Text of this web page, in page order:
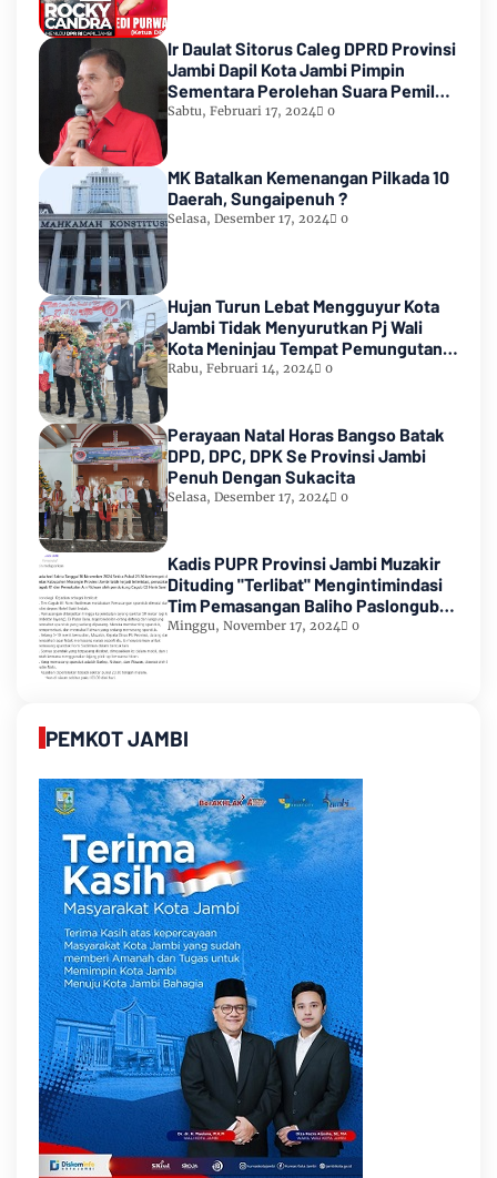
Ir Daulat Sitorus Caleg DPRD Provinsi
Jambi Dapil Kota Jambi Pimpin
Sementara Perolehan Suara Pemilu
2024
Sabtu, Februari 17, 2024 0
MK Batalkan Kemenangan Pilkada 10
Daerah, Sungaipenuh ?
Selasa, Desember 17, 2024 0
Hujan Turun Lebat Mengguyur Kota
Jambi Tidak Menyurutkan Pj Wali
Kota Meninjau Tempat Pemungutan
Suara Pemilu 2024
Rabu, Februari 14, 2024 0
Perayaan Natal Horas Bangso Batak
DPD, DPC, DPK Se Provinsi Jambi
Penuh Dengan Sukacita
Selasa, Desember 17, 2024 0
Kadis PUPR Provinsi Jambi Muzakir
Dituding "Terlibat" Mengintimindasi
Tim Pemasangan Baliho Paslongub
Romi-Sudirman
Minggu, November 17, 2024 0
PEMKOT JAMBI